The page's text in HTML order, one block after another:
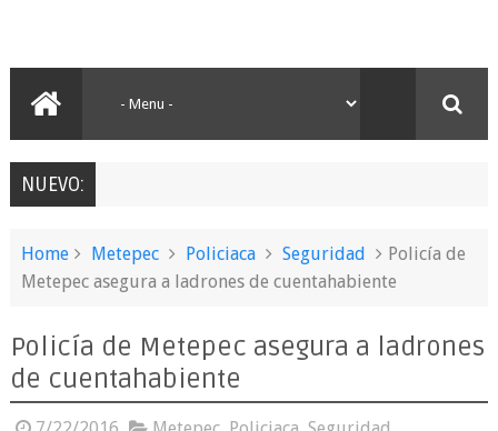
NUEVO:
Home Metepec Policiaca Seguridad
Policía de
Metepec asegura a ladrones de cuentahabiente
Policía de Metepec asegura a ladrones
de cuentahabiente